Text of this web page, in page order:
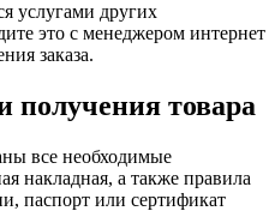
услугами других
это с менеджером интернет
заказа.
получения товара
все необходимые
накладная, а также правила
паспорт или сертификат